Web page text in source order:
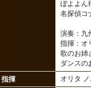
ぼよよん
名探偵コ
演奏：九
指揮：オ
歌のお姉
ダンスの
指揮 オリタ